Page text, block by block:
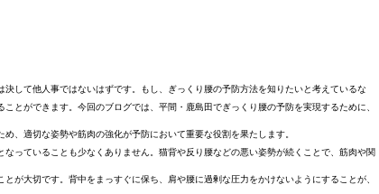
して他人事ではないはずです。もし、ぎっくり腰の予防方法を知りたいと考えているな
とができます。今回のブログでは、平間・鹿島田でぎっくり腰の予防を実現するために、
、適切な姿勢や筋肉の強化が予防において重要な役割を果たします。
っていることも少なくありません。猫背や反り腰などの悪い姿勢が続くことで、筋肉や関
が大切です。背中をまっすぐに保ち、肩や腰に過剰な圧力をかけないようにすることが、